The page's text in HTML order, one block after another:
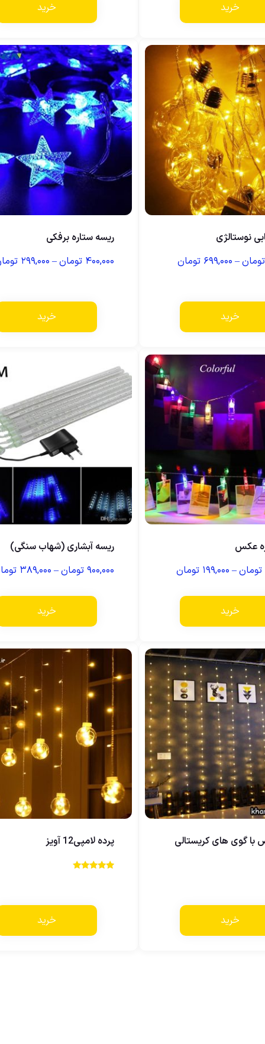
خرید خرید
نوستالژی
تومان– ۶۹۹,۰۰۰ تومان
خرید
ریسه ستاره برفکی
۴۰۰,۰۰۰ تومان– ۲۹۹,۰۰۰
خرید
عکس
تومان– ۱۹۹,۰۰۰ تومان
خرید
ریسه آبشاری (شهاب سنگی)
۹۰۰,۰۰۰ تومان– ۳۸۹,۰۰۰
خرید
با گوی های کریستالی
خرید
پرده لامپی12 آویز
خرید